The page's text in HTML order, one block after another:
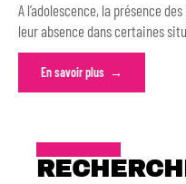
A l’adolescence, la présence
leur absence dans certaines
En savoir plus